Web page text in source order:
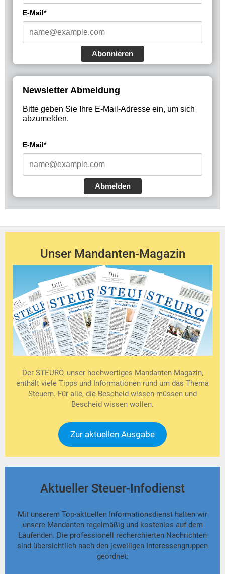
E-Mail*
Abonnieren
Newsletter Abmeldung
Bitte geben Sie Ihre E-Mail-Adresse ein, um sich
abzumelden.
E-Mail*
Abmelden
Unser Mandanten-Magazin
Der STEURO, unser hochwertiges Mandanten-Magazin,
enthält viele Tipps und Informationen rund um das Thema
Steuern. Für alle, die Bescheid wissen müssen und
Bescheid wissen wollen.
Zur aktuellen Ausgabe
Aktueller Steuer-Infodienst
Mit unserem Top-aktuellen Informationsdienst halten wir
unsere Mandanten regelmäßig und kostenlos auf dem
Laufenden. Die professionell recherchierten Nachrichten
sind übersichtlich nach den jeweiligen Interessengruppen
geordnet: